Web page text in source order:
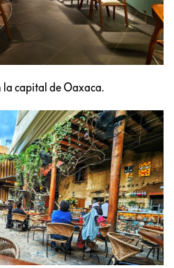
la capital de Oaxaca.